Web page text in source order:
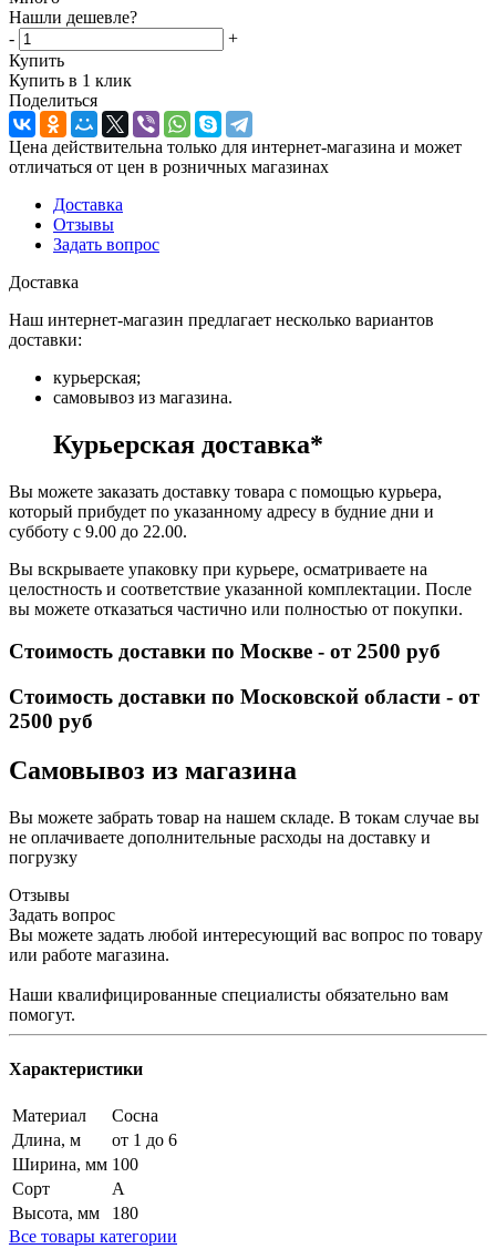
Нашли дешевле?
-
+
Купить
Купить в 1 клик
Поделиться
Цена действительна только для интернет-магазина и может
отличаться от цен в розничных магазинах
Доставка
Отзывы
Задать вопрос
Доставка
Наш интернет-магазин предлагает несколько вариантов
доставки:
курьерская;
самовывоз из магазина.
Курьерская доставка*
Вы можете заказать доставку товара с помощью курьера,
который прибудет по указанному адресу в будние дни и
субботу с 9.00 до 22.00.
Вы вскрываете упаковку при курьере, осматриваете на
целостность и соответствие указанной комплектации. После
вы можете отказаться частично или полностью от покупки.
Стоимость доставки по Москве - от 2500 руб
Стоимость доставки по Московской области - от
2500 руб
Самовывоз из магазина
Вы можете забрать товар на нашем складе. В токам случае вы
не оплачиваете дополнительные расходы на доставку и
погрузку
Отзывы
Задать вопрос
Вы можете задать любой интересующий вас вопрос по товару
или работе магазина.
Наши квалифицированные специалисты обязательно вам
помогут.
Характеристики
Материал
Сосна
Длина, м
от 1 до 6
Ширина, мм 100
Сорт
А
Высота, мм
180
Все товары категории